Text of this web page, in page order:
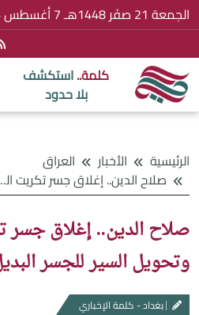
الجمعة 21 صفَر 1448هـ 7 أغسطس 2026
كلمة..استكشف
بلا حدود
الرئيسية الأخبار
العراق
صلاح الدين.. إغلاق جسر تكريت القديم وتحويل السير للجسر البديل
صلاح الدين.. إغلاق جسر
وتحويل السير للجسر
بغداد - كلمة الإخباري